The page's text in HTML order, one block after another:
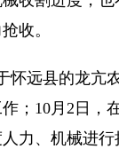
收。
远县的龙亢
；10月2日，
力、机械进行